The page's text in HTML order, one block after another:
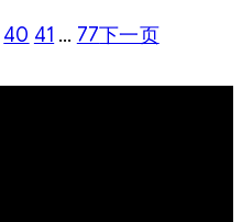
40 41 … 77下一页